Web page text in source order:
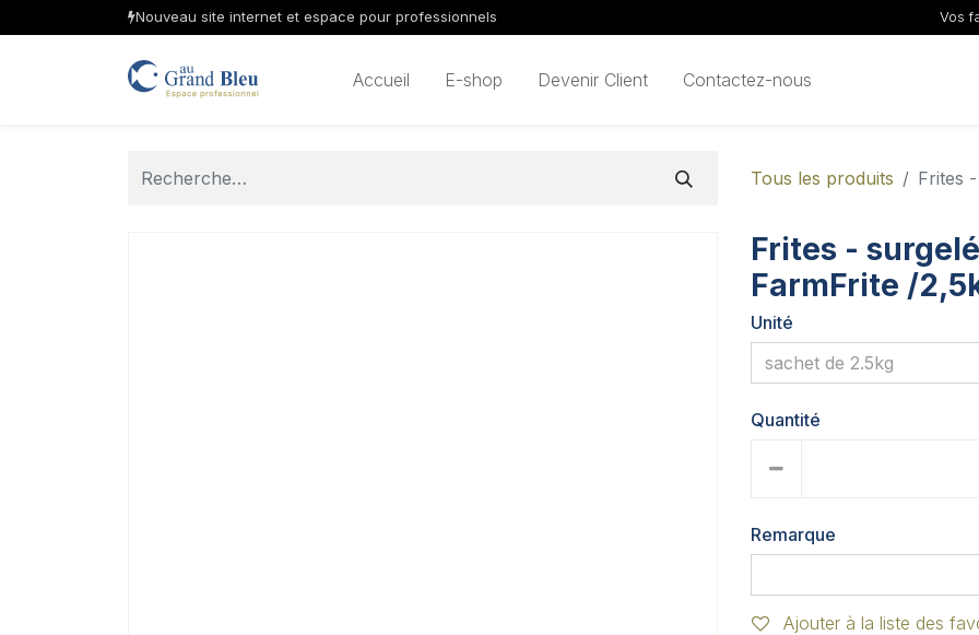
Nouveau site internet et espace pour professionnels Vos
Accueil E-shop Devenir Client Contactez-nous
Tous les produits Frites
Frites -
FarmFrite /
Unité
Quantité
Remarque
Ajouter à la liste des